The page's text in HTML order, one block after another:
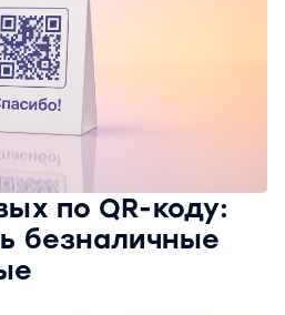
по QR-коду:
безналичные